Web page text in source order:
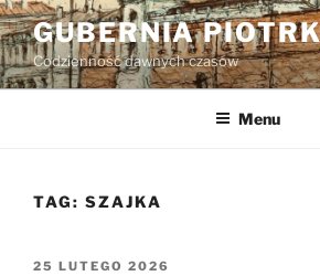
Przejdź
do
treści
GUBERNIA
Codzienność dawnych czasów
Menu
TAG: SZAJKA
OPUBLIKOWANE
25 LUTEGO 2026